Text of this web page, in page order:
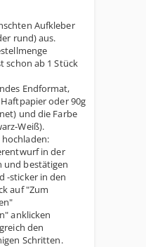
Aufkleber
rund) aus.
schon ab 1 Stück
Endformat,
oder 90g
und die Farbe
Weiß).
in der
und bestätigen
-sticker in den
auf "Zum
anklicken
den
Schritten.